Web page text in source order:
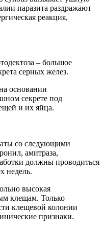
паразита раздражают
реакция,
– большое
серных желез.
основании
секрете под
и их яйца.
со следующими
амитраза,
должны проводиться
недель.
высокая
клещам. Только
клещевой колонии
признаки.